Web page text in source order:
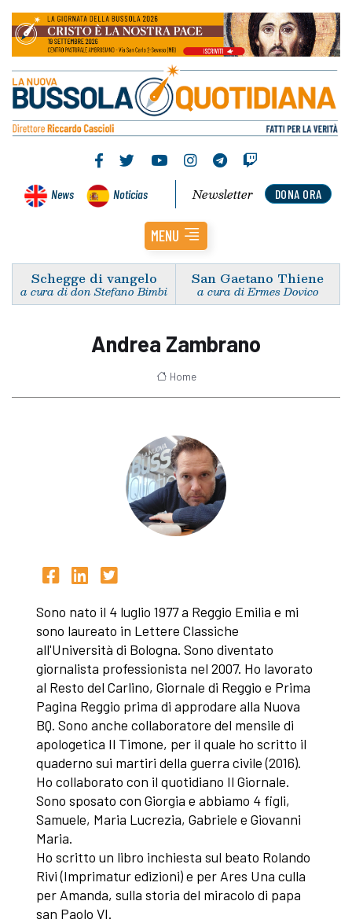
News Noticias DONA ORA
Newsletter
MENU
Schegge di vangelo
a cura di don Stefano Bimbi
San Gaetano Thiene
a cura di Ermes Dovico
Andrea Zambrano
Home
Sono nato il 4 luglio 1977 a Reggio Emilia e mi
sono laureato in Lettere Classiche
all'Università di Bologna. Sono diventato
giornalista professionista nel 2007. Ho lavorato
al Resto del Carlino, Giornale di Reggio e Prima
Pagina Reggio prima di approdare alla Nuova
BQ. Sono anche collaboratore del mensile di
apologetica Il Timone, per il quale ho scritto il
quaderno sui martiri della guerra civile (2016).
Ho collaborato con il quotidiano Il Giornale.
Sono sposato con Giorgia e abbiamo 4 figli,
Samuele, Maria Lucrezia, Gabriele e Giovanni
Maria.
Ho scritto un libro inchiesta sul beato Rolando
Rivi (Imprimatur edizioni) e per Ares Una culla
per Amanda, sulla storia del miracolo di papa
san Paolo VI.